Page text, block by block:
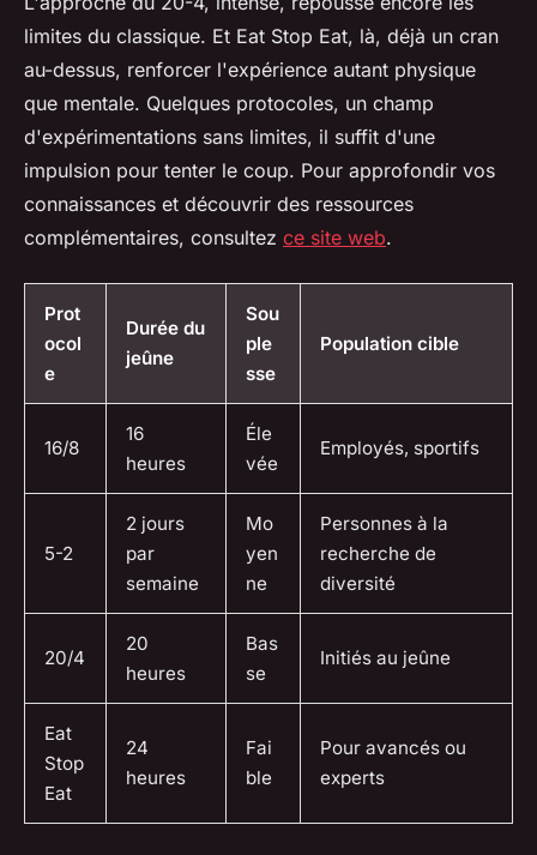
limites du classique. Et Eat Stop Eat, là, déjà un cran
au-dessus, renforcer l'expérience autant physique
que mentale. Quelques protocoles, un champ
d'expérimentations sans limites, il suffit d'une
impulsion pour tenter le coup. Pour approfondir vos
connaissances et découvrir des ressources
complémentaires, consultez ce site web.
Prot
ocol
e
Durée du
jeûne
Sou
ple
sse
Population cible
16/8
16
heures
Éle
vée
Employés, sportifs
5-2
2 jours
par
semaine
Mo
yen
ne
Personnes à la
recherche de
diversité
20/4
20
heures
Bas
se
Initiés au jeûne
Eat
Stop
Eat
24
heures
Fai
ble
Pour avancés ou
experts